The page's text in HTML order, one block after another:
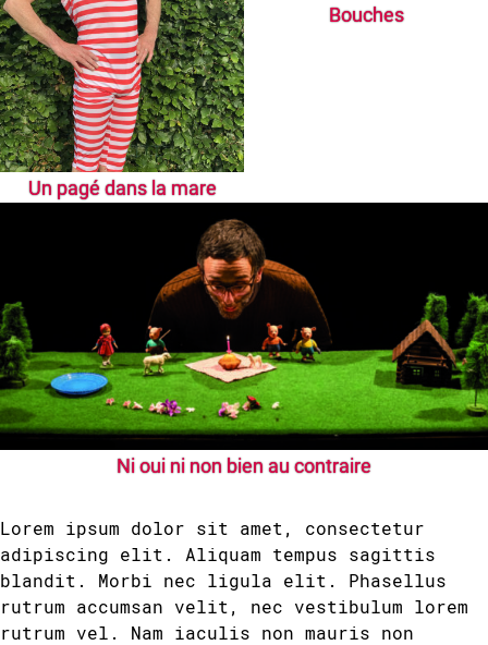
Un pagé dans la mare
Bouches
Ni oui ni non bien au contraire
Lorem ipsum dolor sit amet, consectetur
adipiscing elit. Aliquam tempus sagittis
blandit. Morbi nec ligula elit. Phasellus
rutrum accumsan velit, nec vestibulum lorem
rutrum vel. Nam iaculis non mauris non